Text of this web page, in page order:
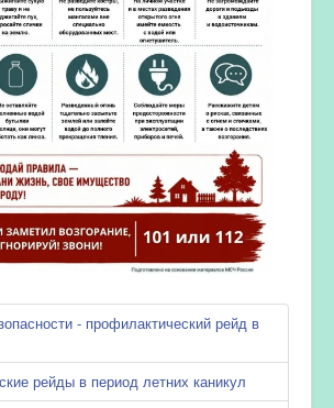
- профилактический рейд в
рейды в период летних каникул